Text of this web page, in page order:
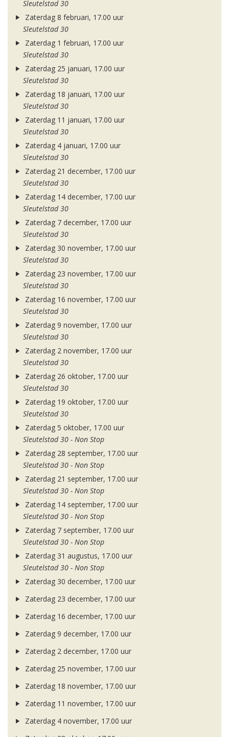
Sleutelstad 30
Zaterdag 8 februari, 17.00 uur
Sleutelstad 30
Zaterdag 1 februari, 17.00 uur
Sleutelstad 30
Zaterdag 25 januari, 17.00 uur
Sleutelstad 30
Zaterdag 18 januari, 17.00 uur
Sleutelstad 30
Zaterdag 11 januari, 17.00 uur
Sleutelstad 30
Zaterdag 4 januari, 17.00 uur
Sleutelstad 30
Zaterdag 21 december, 17.00 uur
Sleutelstad 30
Zaterdag 14 december, 17.00 uur
Sleutelstad 30
Zaterdag 7 december, 17.00 uur
Sleutelstad 30
Zaterdag 30 november, 17.00 uur
Sleutelstad 30
Zaterdag 23 november, 17.00 uur
Sleutelstad 30
Zaterdag 16 november, 17.00 uur
Sleutelstad 30
Zaterdag 9 november, 17.00 uur
Sleutelstad 30
Zaterdag 2 november, 17.00 uur
Sleutelstad 30
Zaterdag 26 oktober, 17.00 uur
Sleutelstad 30
Zaterdag 19 oktober, 17.00 uur
Sleutelstad 30
Zaterdag 5 oktober, 17.00 uur
Sleutelstad 30 - Non Stop
Zaterdag 28 september, 17.00 uur
Sleutelstad 30 - Non Stop
Zaterdag 21 september, 17.00 uur
Sleutelstad 30 - Non Stop
Zaterdag 14 september, 17.00 uur
Sleutelstad 30 - Non Stop
Zaterdag 7 september, 17.00 uur
Sleutelstad 30 - Non Stop
Zaterdag 31 augustus, 17.00 uur
Sleutelstad 30 - Non Stop
Zaterdag 30 december, 17.00 uur
Zaterdag 23 december, 17.00 uur
Zaterdag 16 december, 17.00 uur
Zaterdag 9 december, 17.00 uur
Zaterdag 2 december, 17.00 uur
Zaterdag 25 november, 17.00 uur
Zaterdag 18 november, 17.00 uur
Zaterdag 11 november, 17.00 uur
Zaterdag 4 november, 17.00 uur